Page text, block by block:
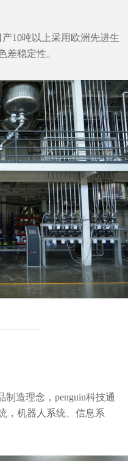
产10吨以上采用欧洲先进生
差稳定性。
制造理念，penguin科技通
，机器人系统、 信息系